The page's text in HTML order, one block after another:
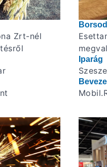
Zrt-nél
Iparág